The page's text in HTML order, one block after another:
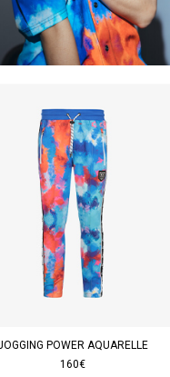
POWER AQUARELLE
160€